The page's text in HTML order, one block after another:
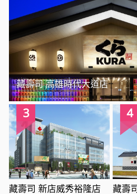
藏壽司 高雄時代大道店
3
藏壽司 新店威秀裕隆店
4
藏壽